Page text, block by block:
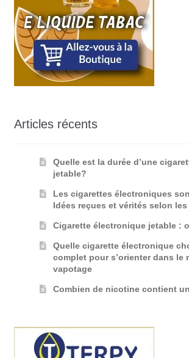
Articles récents
Quelle est la durée d’une
jetable?
Les cigarettes électroniques
Idées reçues et vérités selon
Cigarette électronique jetable :
Quelle cigarette électronique
complet pour s’orienter dans le
vapotage
Combien de nicotine contient